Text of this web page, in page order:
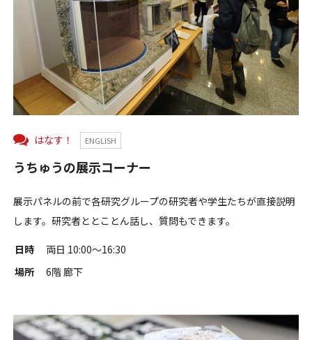
はなす！ ENGLISH
うちゅうの展示コーナー
展示パネルの前で各研究グループの研究者や学生たちが直接説明
します。研究者ととことん話し、質問もできます。
日時
両日 10:00〜16:30
場所
6階 廊下